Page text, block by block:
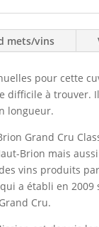
mets/vins
pour cette
difficile à trouver.
longueur.
Grand Cru
Brion mais
vins produits
a établi en
Cru.